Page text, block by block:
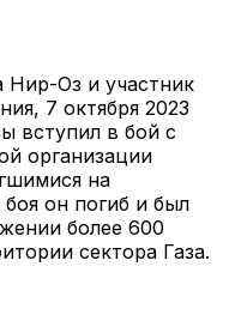
Нир-Оз и участник
7 октября 2023
вступил в бой с
организации
на
он погиб и был
более 600
сектора Газа.